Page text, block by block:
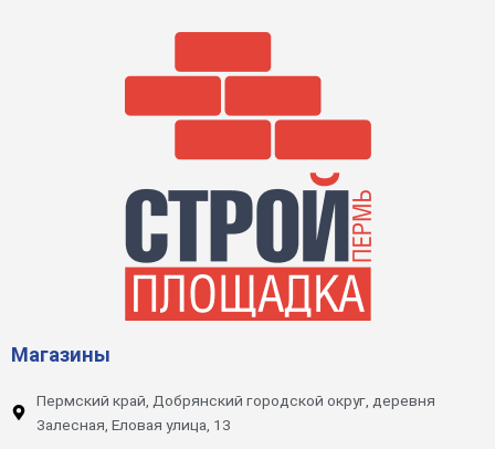
Магазины
Пермский край, Добрянский городской округ, деревня
Залесная, Еловая улица, 13